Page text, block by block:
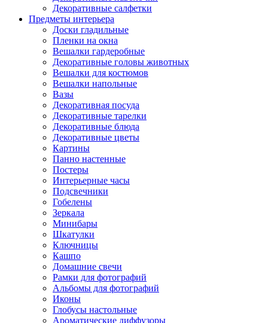
Декоративные салфетки
Предметы интерьера
Доски гладильные
Пленки на окна
Вешалки гардеробные
Декоративные головы животных
Вешалки для костюмов
Вешалки напольные
Вазы
Декоративная посуда
Декоративные тарелки
Декоративные блюда
Декоративные цветы
Картины
Панно настенные
Постеры
Интерьерные часы
Подсвечники
Гобелены
Зеркала
Минибары
Шкатулки
Ключницы
Кашпо
Домашние свечи
Рамки для фотографий
Альбомы для фотографий
Иконы
Глобусы настольные
Ароматические диффузоры